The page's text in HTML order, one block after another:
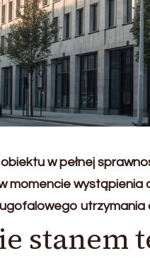
w pełnej
momencie
stanem